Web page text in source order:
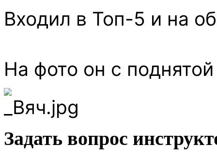
Входил в Топ-5 и на
На фото он с
Задать вопрос